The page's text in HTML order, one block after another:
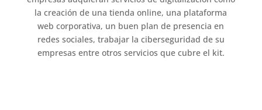
la creación de una tienda online, una plataforma
web corporativa, un buen plan de presencia en
redes sociales, trabajar la ciberseguridad de su
empresas entre otros servicios que cubre el kit.